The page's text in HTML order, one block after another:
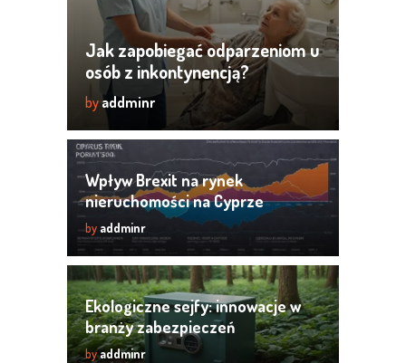
Jak zapobiegać odparzeniom u
osób z inkontynencją?
by addminr
Wpływ Brexit na rynek
nieruchomości na Cyprze
by addminr
Ekologiczne sejfy: innowacje w
branży zabezpieczeń
byaddminr